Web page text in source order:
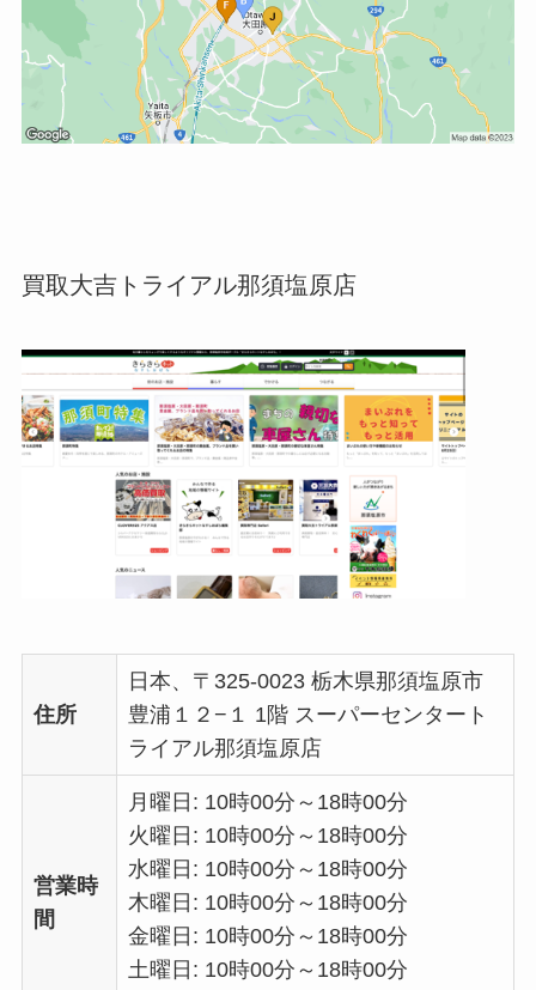
買取大吉トライアル那須塩原店
住所
日本、〒325-0023 栃木県那須塩原市
豊浦１２−１ 1階 スーパーセンタート
ライアル那須塩原店
営業時
間
月曜日: 10時00分～18時00分
火曜日: 10時00分～18時00分
水曜日: 10時00分～18時00分
木曜日: 10時00分～18時00分
金曜日: 10時00分～18時00分
土曜日: 10時00分～18時00分